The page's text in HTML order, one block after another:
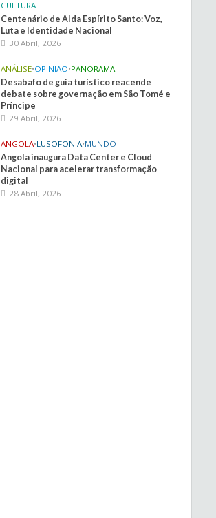
CULTURA
Centenário de Alda Espírito Santo: Voz,
Luta e Identidade Nacional
30 Abril, 2026
ANÁLISE•OPINIÃO•PANORAMA
Desabafo de guia turístico reacende
debate sobre governação em São Tomé e
Príncipe
29 Abril, 2026
ANGOLA•LUSOFONIA•MUNDO
Angola inaugura Data Center e Cloud
Nacional para acelerar transformação
digital
28 Abril, 2026